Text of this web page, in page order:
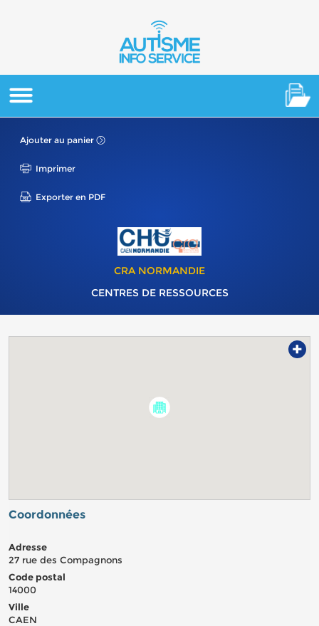
Ajouter au panier
Imprimer
Exporter en PDF
CRA NORMANDIE
CENTRES DE RESSOURCES
+
Coordonnées
Adresse
27 rue des Compagnons
Code postal
14000
Ville
CAEN